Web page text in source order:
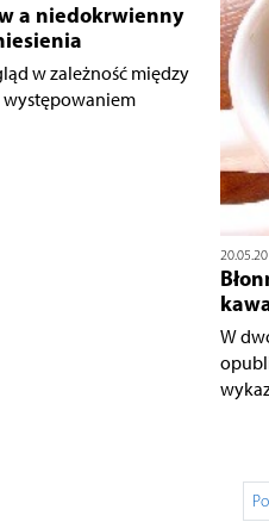
a niedokrwienny
w zależność między
W